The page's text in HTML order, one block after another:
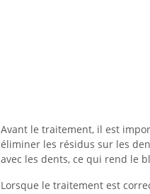
Avant le traitement, il est
éliminer les résidus sur les
avec les dents, ce qui rend le
Lorsque le traitement est